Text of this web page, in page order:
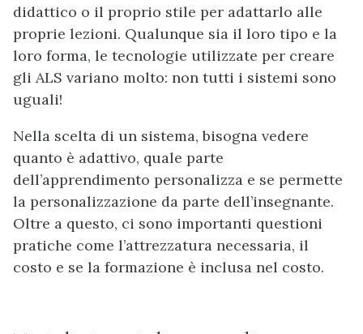
didattico o il proprio stile per adattarlo alle
proprie lezioni. Qualunque sia il loro tipo e la
loro forma, le tecnologie utilizzate per creare
gli ALS variano molto: non tutti i sistemi sono
uguali!
Nella scelta di un sistema, bisogna vedere
quanto è adattivo, quale parte
dell’apprendimento personalizza e se permette
la personalizzazione da parte dell’insegnante.
Oltre a questo, ci sono importanti questioni
pratiche come l’attrezzatura necessaria, il
costo e se la formazione è inclusa nel costo.